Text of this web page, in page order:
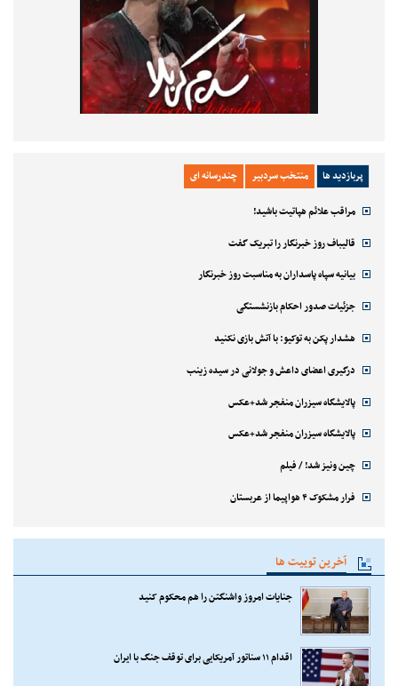
پربازدید ها منتخب سردبیر چندرسانه ای
مراقب علائم هپاتیت باشید!
قالیباف روز خبرنگار را تبریک گفت
بیانیه سپاه پاسداران به مناسبت روز خبرنگار
جزئیات صدور احکام بازنشستگی
هشدار پکن به توکیو: با آتش بازی نکنید
درگیری اعضای داعش و جولانی در سیده زینب
پالایشگاه سیزران منفجر شد+عکس
پالایشگاه سیزران منفجر شد+عکس
چین ونیز شد! / فیلم
فرار مشکوک ۴ هواپیما از عربستان
آخرین توییت ها
جنایات امروز واشنگتن را هم محکوم کنید
اقدام ۱۱ سناتور آمریکایی برای توقف جنگ با ایران